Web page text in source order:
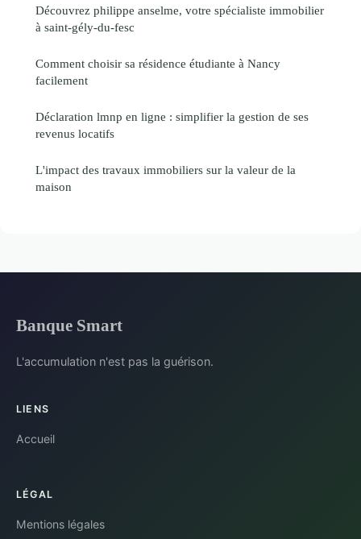
Découvrez philippe anselme, votre spécialiste immobilier
à saint-gély-du-fesc
Comment choisir sa résidence étudiante à Nancy
facilement
Déclaration lmnp en ligne : simplifier la gestion de ses
revenus locatifs
L'impact des travaux immobiliers sur la valeur de la
maison
Banque Smart
L'accumulation n'est pas la guérison.
LIENS
Accueil
LÉGAL
Mentions légales